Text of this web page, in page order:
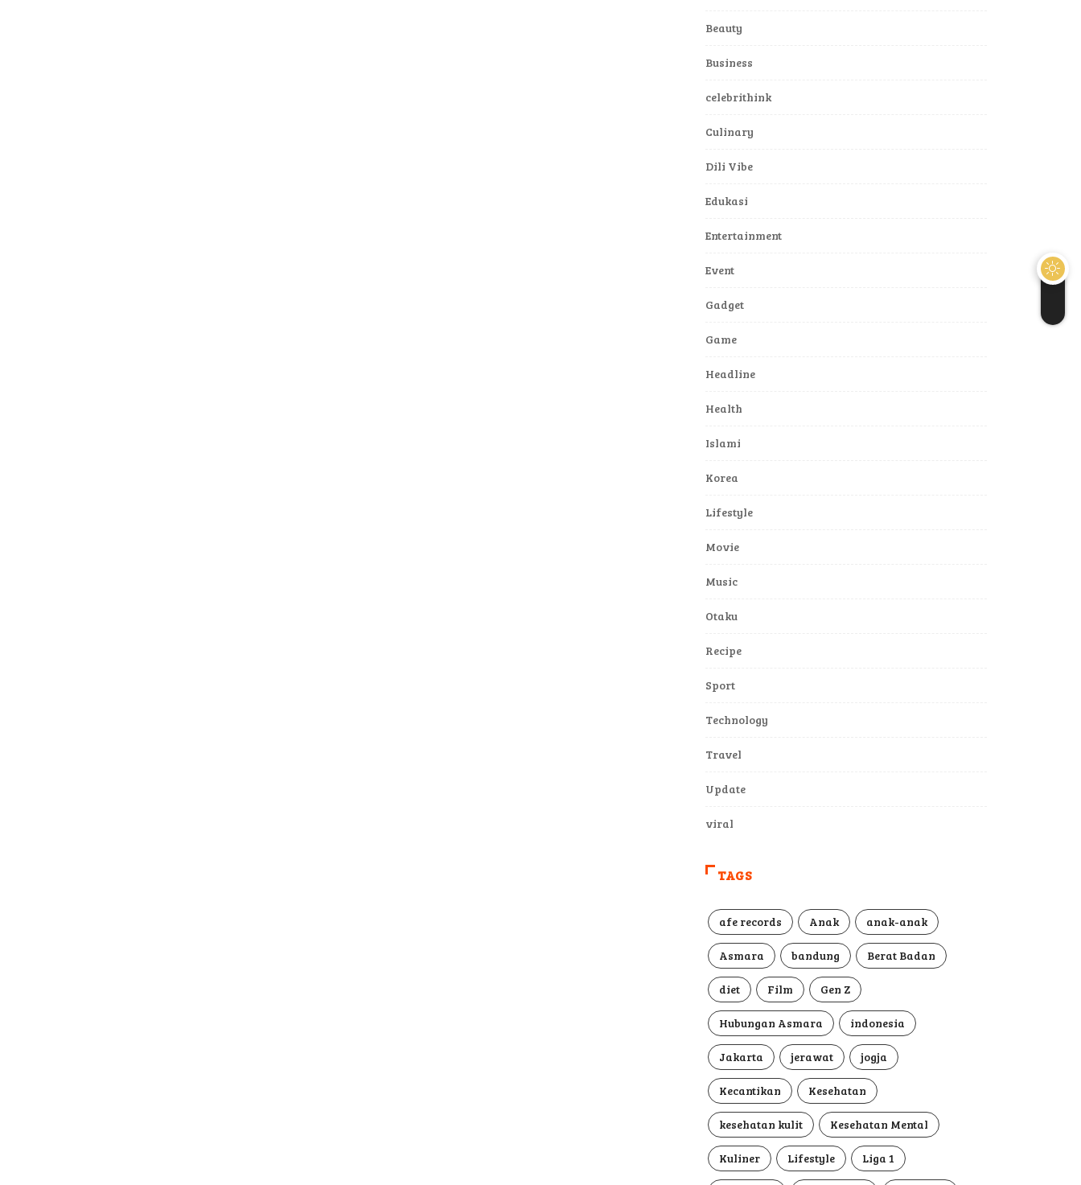
Beauty
Business
celebrithink
Culinary
Dili Vibe
Edukasi
Entertainment
Event
Gadget
Game
Headline
Health
Islami
Korea
Lifestyle
Movie
Music
Otaku
Recipe
Sport
Technology
Travel
Update
viral
TAGS
afe records Anak anak-anak
Asmara bandung Berat Badan
diet Film Gen Z
Hubungan Asmara indonesia
Jakarta jerawat jogja
Kecantikan Kesehatan
kesehatan kulit Kesehatan Mental
Kuliner Lifestyle Liga 1